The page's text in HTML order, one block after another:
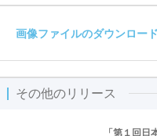
画像ファイルのダウンロード
その他のリリース
「第１回